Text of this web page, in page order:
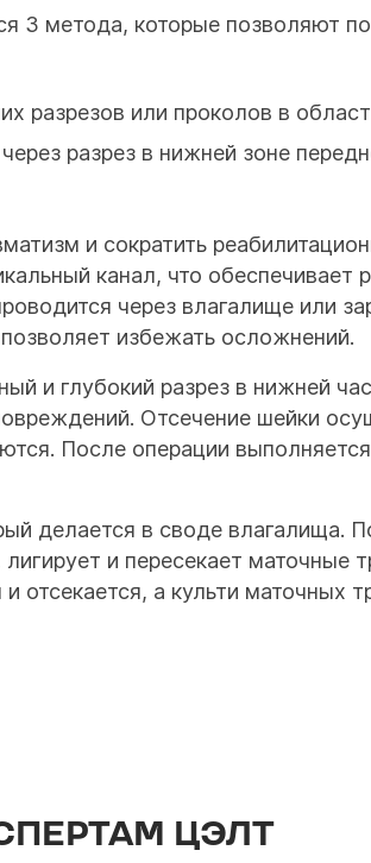
3 метода, которые позволяют
разрезов или проколов в
разрез в нижней зоне
и сократить
канал, что обеспечивает
через влагалище или
избежать осложнений.
и глубокий разрез в нижней
Отсечение шейки
После операции
делается в своде влагалища.
и пересекает маточные
отсекается, а культи маточных
ЦЭЛТ